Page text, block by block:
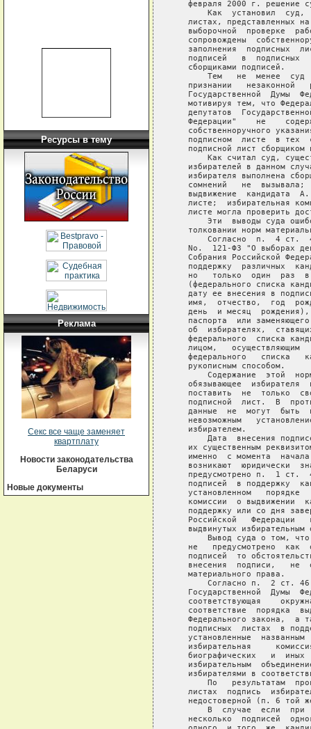
Ресурсы в тему
Реклама
Секс все чаще заменяет
квартплату
Новости законодательства
Беларуси
Новые документы